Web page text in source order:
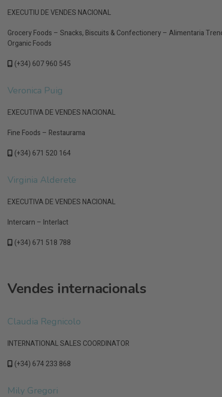
EXECUTIU DE VENDES NACIONAL
Grocery Foods – Snacks, Biscuits & Confectionery – Alimentaria
Organic Foods
(+34) 607 960 545
Veronica Puig
EXECUTIVA DE VENDES NACIONAL
Fine Foods – Restaurama
(+34) 671 520 164
Virginia Alderete
EXECUTIVA DE VENDES NACIONAL
Intercarn – Interlact
(+34) 671 518 788
Vendes internacionals
Claudia Regnicolo
INTERNATIONAL SALES COORDINATOR
(+34) 674 233 868
Mily Gregori